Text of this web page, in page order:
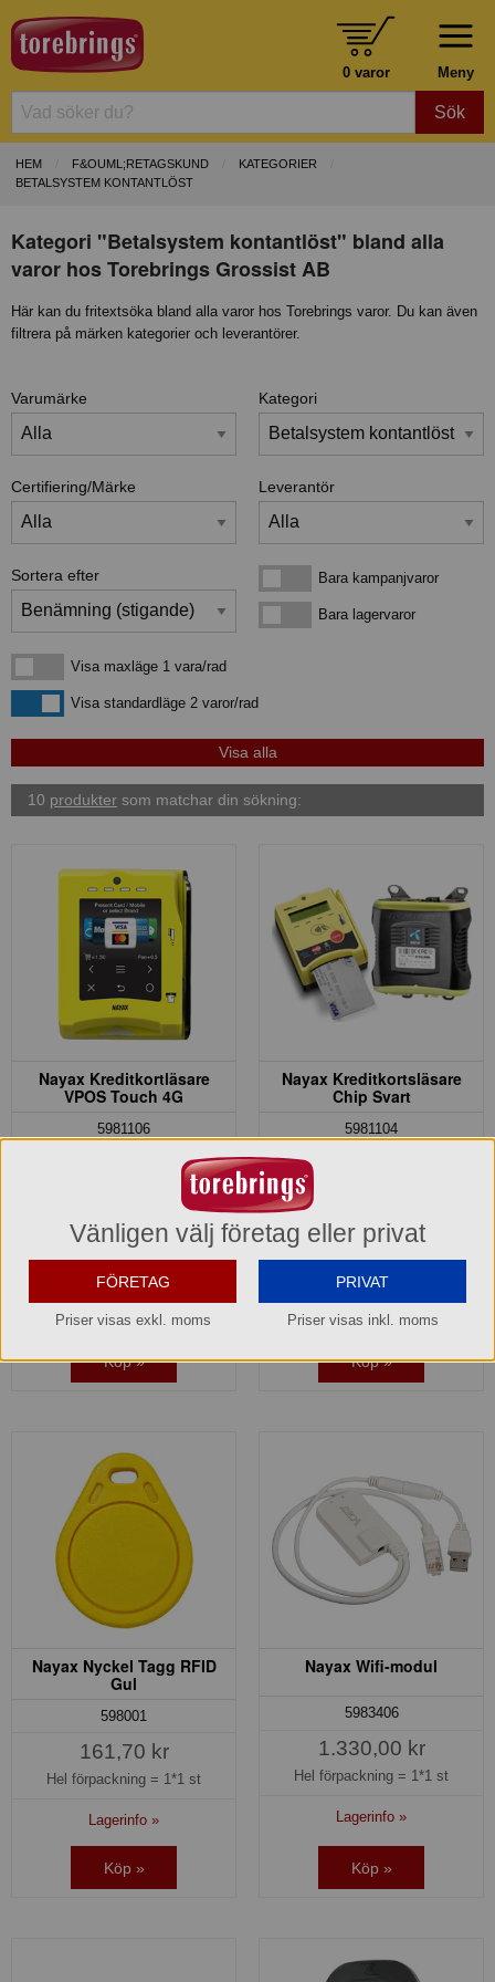
Meny
0 varor
Sök
HEM F&OUML;RETAGSKUND
KATEGORIER
BETALSYSTEM KONTANTLÖST
Kategori "Betalsystem kontantlöst" bland alla
varor hos Torebrings Grossist AB
Här kan du fritextsöka bland alla varor hos Torebrings varor. Du kan även
filtrera på märken kategorier och leverantörer.
Varumärke Kategori
Certifiering/Märke Leverantör
Sortera efter Bara kampanjvarorBara kampanjvaror
Bara lagervarorBara lagervaror
Visa maxläge 1 vara/rad
Visa maxläge 1 vara/rad
Visa standardlägeVisa standardläge 2 varor/rad
10 produkter som matchar din sökning:
Nayax Kreditkortläsare
VPOS Touch 4G
5981106
1*1 st
Leasing: 123kr/mån
Info Leasing/Hyra »
Lagerinfo »
Köp »
Nayax Kreditkortsläsare
Chip Svart
5981104
Hel förpackning =
Leasing:119 kr/mån
Info Leasing/Hyra »
Lager: 1 förp.
Utgår när slutsåld
Köp »
Nayax Nyckel Tagg RFID
Gul
598001
161,70 kr
Hel förpackning = 1*1 st
Lagerinfo »
Köp »
Nayax Wifi-modul
5983406
1.330,00 kr
Hel förpackning = 1*1 st
Lagerinfo »
Köp »
Vänligen välj företag eller privat
FÖRETAG
Priser visas exkl. moms
PRIVAT
Priser visas inkl. moms